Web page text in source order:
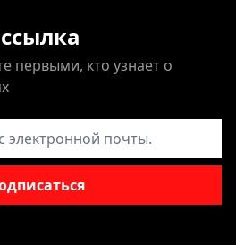
первыми, кто узнает о